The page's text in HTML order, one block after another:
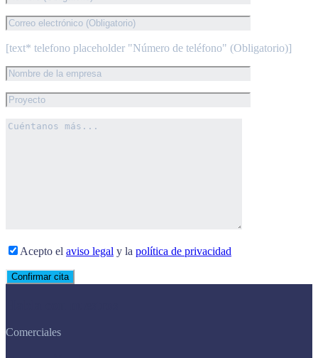
[text* telefono placeholder "Número de teléfono" (Obligatorio)]
Acepto el aviso legal y la política de privacidad
Comerciales